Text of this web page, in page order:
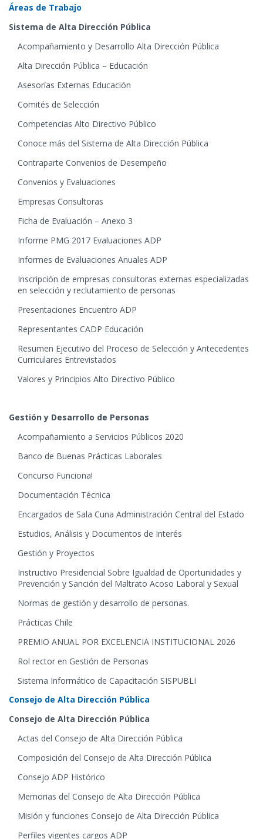
Áreas de Trabajo
Sistema de Alta Dirección Pública
Acompañamiento y Desarrollo Alta Dirección Pública
Alta Dirección Pública – Educación
Asesorías Externas Educación
Comités de Selección
Competencias Alto Directivo Público
Conoce más del Sistema de Alta Dirección Pública
Contraparte Convenios de Desempeño
Convenios y Evaluaciones
Empresas Consultoras
Ficha de Evaluación – Anexo 3
Informe PMG 2017 Evaluaciones ADP
Informes de Evaluaciones Anuales ADP
Inscripción de empresas consultoras externas especializadas
en selección y reclutamiento de personas
Presentaciones Encuentro ADP
Representantes CADP Educación
Resumen Ejecutivo del Proceso de Selección y Antecedentes
Curriculares Entrevistados
Valores y Principios Alto Directivo Público
Gestión y Desarrollo de Personas
Acompañamiento a Servicios Públicos 2020
Banco de Buenas Prácticas Laborales
Concurso Funciona!
Documentación Técnica
Encargados de Sala Cuna Administración Central del Estado
Estudios, Análisis y Documentos de Interés
Gestión y Proyectos
Instructivo Presidencial Sobre Igualdad de Oportunidades y
Prevención y Sanción del Maltrato Acoso Laboral y Sexual
Normas de gestión y desarrollo de personas.
Prácticas Chile
PREMIO ANUAL POR EXCELENCIA INSTITUCIONAL 2026
Rol rector en Gestión de Personas
Sistema Informático de Capacitación SISPUBLI
Consejo de Alta Dirección Pública
Consejo de Alta Dirección Pública
Actas del Consejo de Alta Dirección Pública
Composición del Consejo de Alta Dirección Pública
Consejo ADP Histórico
Memorias del Consejo de Alta Dirección Pública
Misión y funciones Consejo de Alta Dirección Pública
Perfiles vigentes cargos ADP